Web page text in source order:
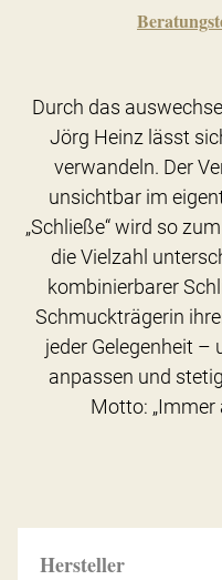
Hersteller
Durch das
Jörg Heinz lässt
verwandeln. Der
unsichtbar im
„Schließe“ wird so
die Vielzahl
kombinierbarer
Schmuckträgerin
jeder Gelegenheit –
anpassen und
Motto: „Immer